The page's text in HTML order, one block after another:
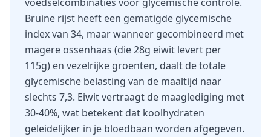
Bruine rijst heeft een gematigde glycemische
index van 34, maar wanneer gecombineerd met
magere ossenhaas (die 28g eiwit levert per
115g) en vezelrijke groenten, daalt de totale
glycemische belasting van de maaltijd naar
slechts 7,3. Eiwit vertraagt de maaglediging met
30-40%, wat betekent dat koolhydraten
geleidelijker in je bloedbaan worden afgegeven.